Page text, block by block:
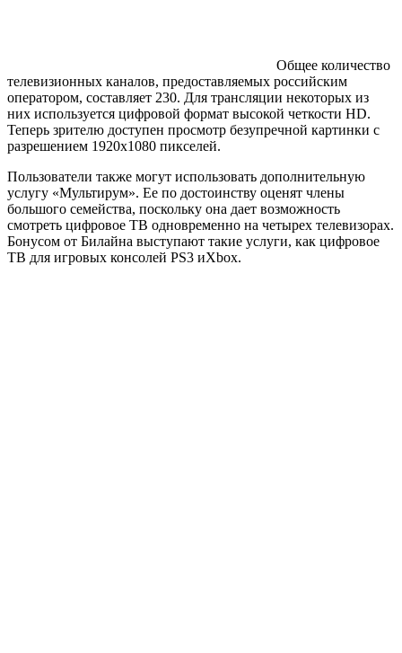
Общее количество
телевизионных каналов, предоставляемых российским
оператором, составляет 230. Для трансляции некоторых из
них используется цифровой формат высокой четкости HD.
Теперь зрителю доступен просмотр безупречной картинки с
разрешением 1920х1080 пикселей.
Пользователи также могут использовать дополнительную
услугу «Мультирум». Ее по достоинству оценят члены
большого семейства, поскольку она дает возможность
смотреть цифровое ТВ одновременно на четырех телевизорах.
Бонусом от Билайна выступают такие услуги, как цифровое
ТВ для игровых консолей PS3 иXbox.